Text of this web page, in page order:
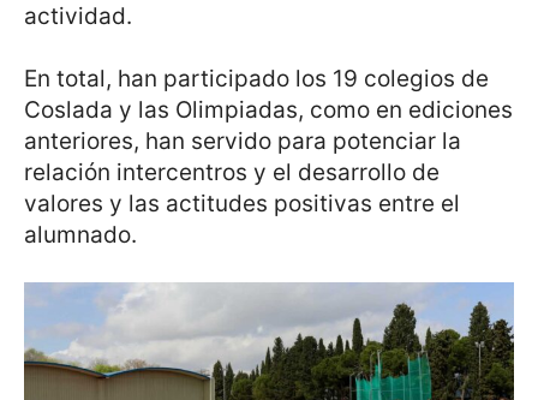
actividad.
En total, han participado los 19 colegios de
Coslada y las Olimpiadas, como en ediciones
anteriores, han servido para potenciar la
relación intercentros y el desarrollo de
valores y las actitudes positivas entre el
alumnado.